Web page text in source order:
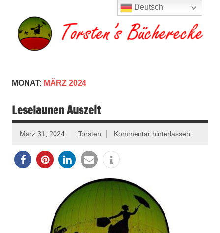
springen
MONAT: MÄRZ 2024
Leselaunen Auszeit
März 31, 2024 Torsten Kommentar hinterlassen
Deutsch